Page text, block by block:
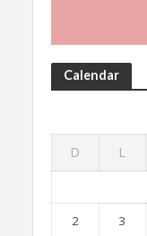
Calendar
D L
2 3